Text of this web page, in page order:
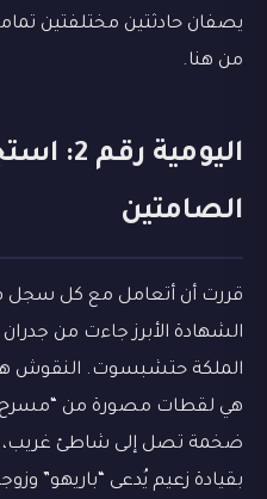
يصفان حادثتين مختلفتين
من هنا.
اليومية
الصامتين
قررت أن أتعامل مع كل سجل
الشهادة الأبرز جاءت من
الملكة حتشبسوت. النقوش
هي لقطات مصورة من “مسرح
ضخمة تصل إلى شاطئ غريب،
بقيادة زعيم يُدعى “باريهو”